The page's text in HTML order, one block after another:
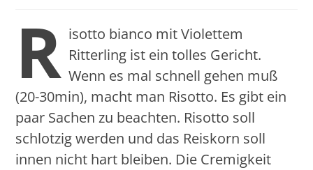
R isotto bianco mit Violettem
Ritterling ist ein tolles Gericht.
Wenn es mal schnell gehen muß
(20-30min), macht man Risotto. Es gibt ein
paar Sachen zu beachten. Risotto soll
schlotzig werden und das Reiskorn soll
innen nicht hart bleiben. Die Cremigkeit